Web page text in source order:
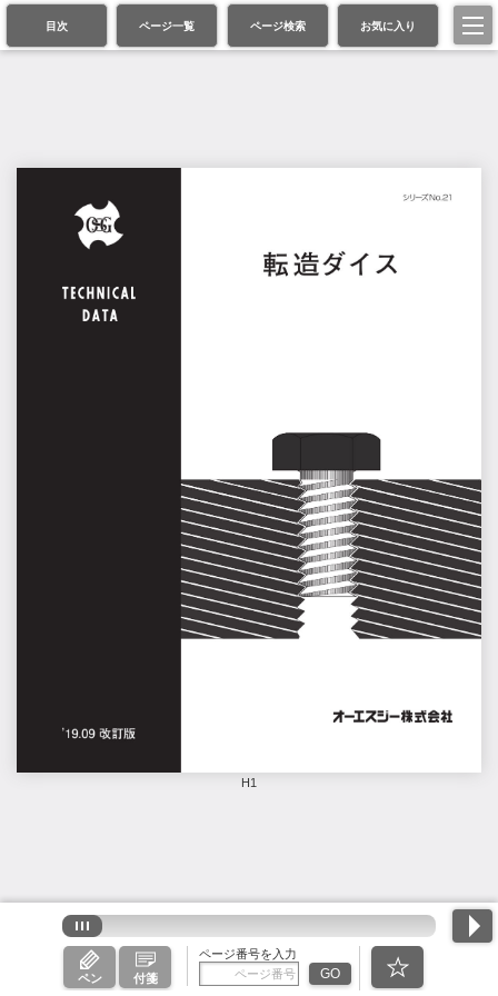
目次 ページ一覧 ページ検索 お気に入り
H1
ペン 付箋
ページ番号を入力
GO